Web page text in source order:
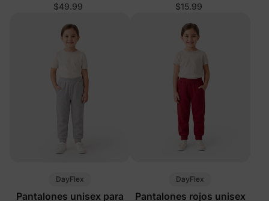
$49.99 $15.99
DayFlex
Pantalones unisex para
DayFlex
Pantalones rojos unisex